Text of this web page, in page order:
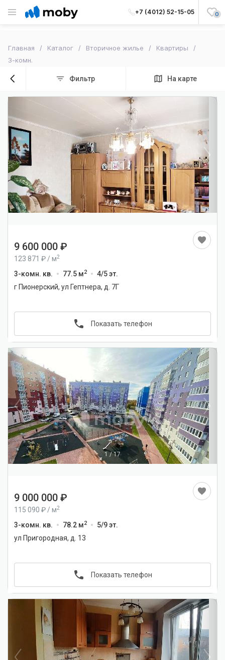
+7 (4012) 52-15-05 0
Главная Каталог Вторичное жилье
Квартиры
3-комн.
Фильтр На карте
1/20
9 600 000
123 871 / м2
3-комн. кв. 77.5 м2
4/5 эт.
г Пионерский, ул Гептнера, д. 7Г
Показать телефон
1 /17
9 000 000
115 090 / м2
3-комн. кв. 78.2 м2
5/9 эт.
ул Пригородная, д. 13
Показать телефон